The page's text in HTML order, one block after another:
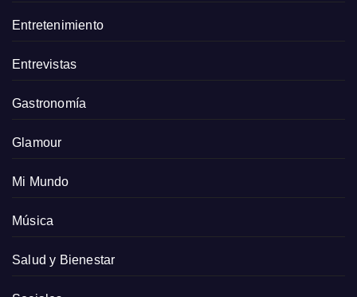
Entretenimiento
Entrevistas
Gastronomía
Glamour
Mi Mundo
Música
Salud y Bienestar